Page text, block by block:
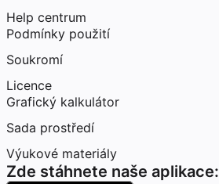
Help centrum
Podmínky použití
Soukromí
Licence
Grafický kalkulátor
Sada prostředí
Výukové materiály
Zde stáhnete naše aplikace: